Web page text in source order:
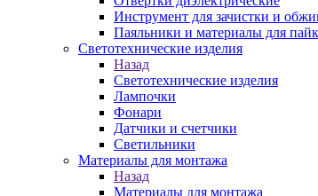
Инструмент для зачистки и
Паяльники и материалы для
Светотехнические изделия
Назад
Светотехнические изделия
Лампочки
Фонари
Датчики и счетчики
Светильники
Материалы для монтажа
Назад
Материалы для монтажа